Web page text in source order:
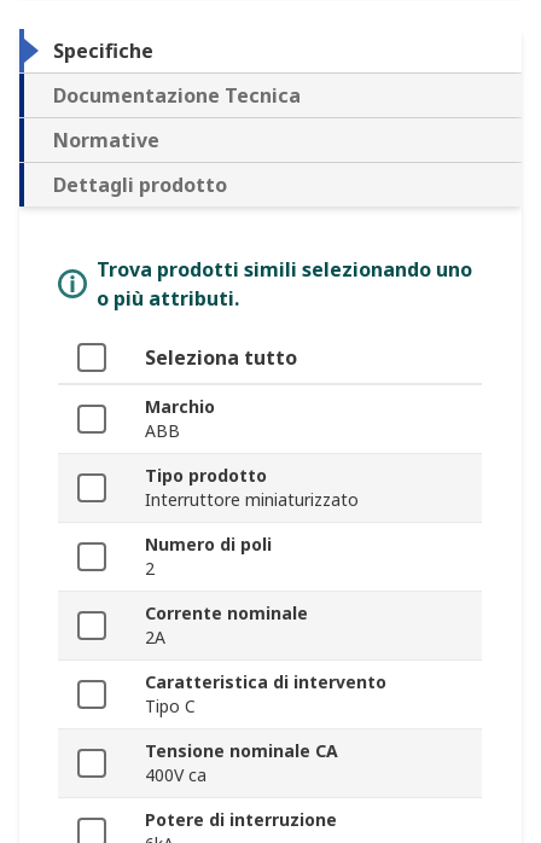
Specifiche
Documentazione Tecnica
Normative
Dettagli prodotto
Trova prodotti simili selezionando uno
o più attributi.
Seleziona tutto
Marchio
ABB
Tipo prodotto
Interruttore miniaturizzato
Numero di poli
2
Corrente nominale
2A
Caratteristica di intervento
Tipo C
Tensione nominale CA
400V ca
Potere di interruzione